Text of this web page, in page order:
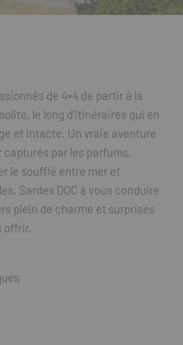
de 4×4 de partir à la
le long d’itinéraires qui en
et intacte. Un vraie aventure
capturés par les parfums,
le souffle entre mer et
Sardes DOC à vous conduire
plein de charme et surprises
offrir.